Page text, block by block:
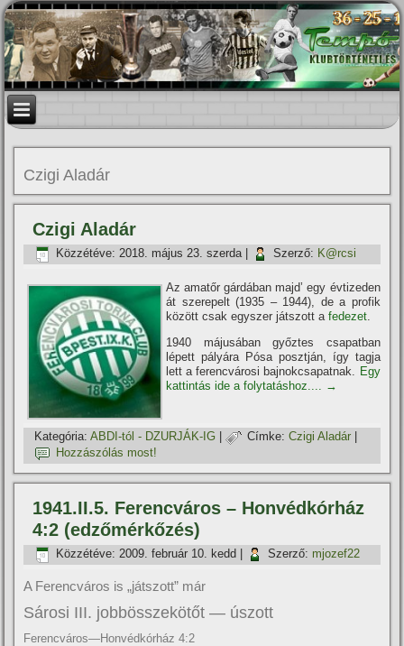
Czigi Aladár
Czigi Aladár
Közzétéve: 2018. május 23. szerda| Szerző: K@rcsi
Az amatőr gárdában majd’ egy évtizeden
át szerepelt (1935 – 1944), de a profik
között csak egyszer játszott afedezet.
1940 májusában győztes csapatban
lépett pályára Pósa posztján, í­gy tagja
lett a ferencvárosi bajnokcsapatnak. Egy
kattintás ide a folytatáshoz.... →
Kategória: ABDI-tól - DZURJÁK-IG | Címke: Czigi Aladár
Hozzászólás most!
1941.II.5. Ferencváros – Honvédkórház
4:2 (edzőmérkőzés)
Közzétéve: 2009. február 10. kedd Szerző: mjozef22
A Ferencváros is „játszott” már
Sárosi III. jobbösszekötőt — úszott
Ferencváros—Honvédkórház 4:2